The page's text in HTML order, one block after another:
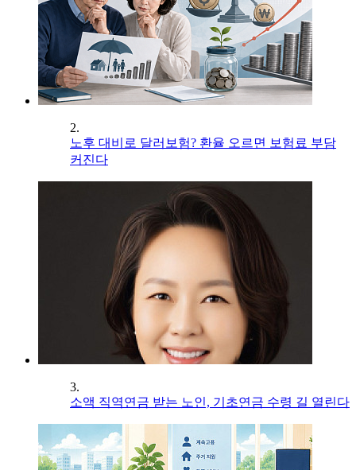
2.
노후 대비로 달러보험? 환율 오르면 보험료 부담
커진다
3.
소액 직역연금 받는 노인, 기초연금 수령 길 열린다